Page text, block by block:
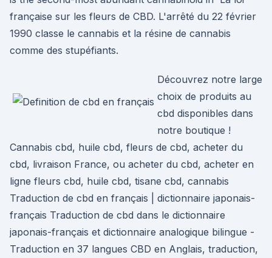
française sur les fleurs de CBD. L'arrêté du 22 février
1990 classe le cannabis et la résine de cannabis
comme des stupéfiants.
Découvrez notre large
choix de produits au
cbd disponibles dans
notre boutique !
Cannabis cbd, huile cbd, fleurs de cbd, acheter du
cbd, livraison France, ou acheter du cbd, acheter en
ligne fleurs cbd, huile cbd, tisane cbd, cannabis
Traduction de cbd en français | dictionnaire japonais-
français Traduction de cbd dans le dictionnaire
japonais-français et dictionnaire analogique bilingue -
Traduction en 37 langues CBD en Anglais, traduction,